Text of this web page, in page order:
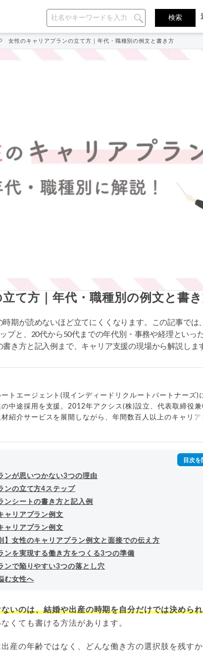
女性のキャリアプランの立て方｜年代・職種別の例文と書き方
て方｜年代・職種別の例文と書
期が読めないほど立てにくくなります。この記事では
プと、20代から50代までの年代別・事務や経理といっ
き方と記入例まで、キャリア支援の現場から解説しま
トエージェント(現インディードリクルートパートナーズ)
中途採用を支援。2012年アクシス(株)設立、代表取締役兼
材紹介サービスを展開しながら、年間数百人以上のキャリ
ンが思いつかない3つの理由
ンの立て方4ステップ
ンシートの書き方と記入例
ャリアプラン例文
ャリアプラン例文
】女性のキャリアプラン例文と面接での伝え方
ンを実現する働き方をつくる3つの準備
ンで陥りやすい3つの落とし穴
む女性へ
いのは、結婚や出産の時期を自分だけでは決めら
くても書ける方法があります。
産の年齢ではなく、どんな働き方の選択肢を残す